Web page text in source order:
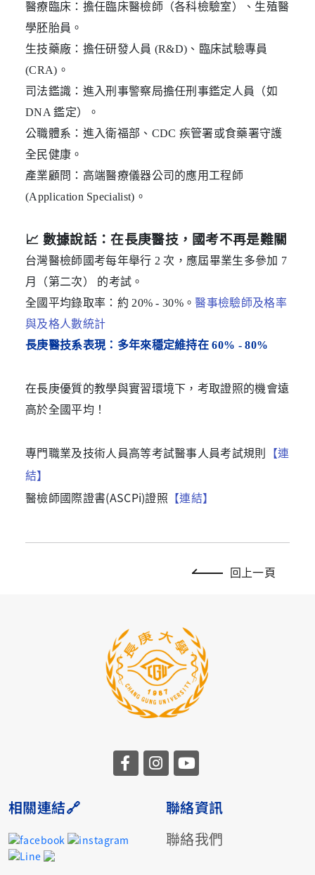
醫療臨床：擔任臨床醫檢師（各科檢驗室）、生殖醫
學胚胎員。
生技藥廠：擔任研發人員 (R&D)、臨床試驗專員
(CRA)。
司法鑑識：進入刑事警察局擔任刑事鑑定人員（如
DNA 鑑定）。
公職體系：進入衛福部、CDC 疾管署或食藥署守護
全民健康。
產業顧問：高端醫療儀器公司的應用工程師
(Application Specialist)。
📈 數據說話：在長庚醫技，國考不再是難關
台灣醫檢師國考每年舉行 2 次，應屆畢業生多參加 7
月（第二次） 的考試。
全國平均錄取率：約 20% - 30%。醫事檢驗師及格率
與及格人數統計
長庚醫技系表現： 多年來穩定維持在 60% - 80%
在長庚優質的教學與實習環境下，考取證照的機會遠
高於全國平均！
專門職業及技術人員高等考試醫事人員考試規則 【連
結】
醫檢師國際證書(ASCPi)證照 【連結】
回上一頁
相關連結🔗
聯絡資訊
聯絡我們